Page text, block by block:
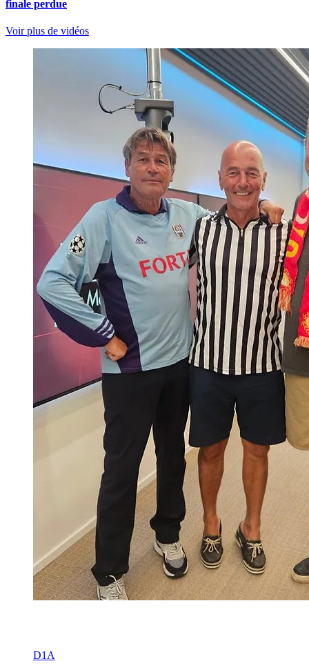
finale perdue
Voir plus de vidéos
D1A